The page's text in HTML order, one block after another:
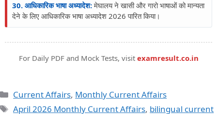
30. आधिकारिक भाषा अध्यादेश:मेघालय ने खासी और गारो भाषाओं को मान्यता
देने के लिए आधिकारिक भाषा अध्यादेश 2026 पारित किया।
For Daily PDF and Mock Tests, visit examresult.co.in
Current Affairs, Monthly Current Affairs
April 2026 Monthly Current Affairs, bilingual current